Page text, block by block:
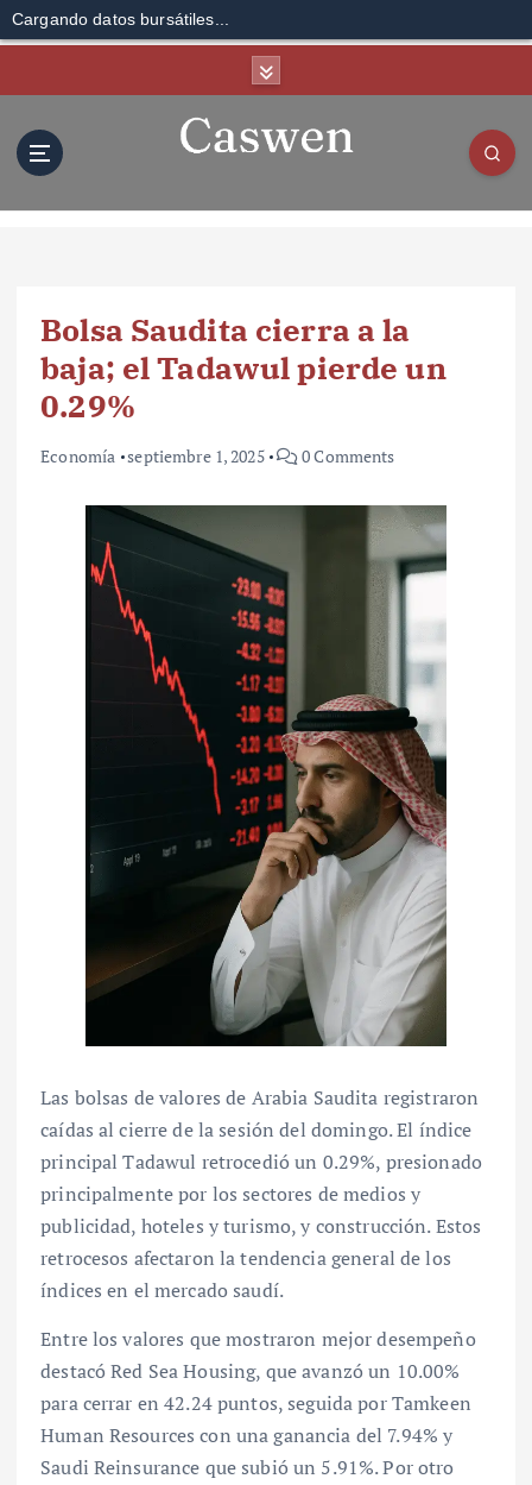
Cargando datos bursátiles...
Bolsa Saudita cierra a la
baja; el Tadawul pierde un
0.29%
Economía septiembre 1, 2025 0 Comments
Las bolsas de valores de Arabia Saudita registraron
caídas al cierre de la sesión del domingo. El índice
principal Tadawul retrocedió un 0.29%, presionado
principalmente por los sectores de medios y
publicidad, hoteles y turismo, y construcción. Estos
retrocesos afectaron la tendencia general de los
índices en el mercado saudí.
Entre los valores que mostraron mejor desempeño
destacó Red Sea Housing, que avanzó un 10.00%
para cerrar en 42.24 puntos, seguida por Tamkeen
Human Resources con una ganancia del 7.94% y
Saudi Reinsurance que subió un 5.91%. Por otro